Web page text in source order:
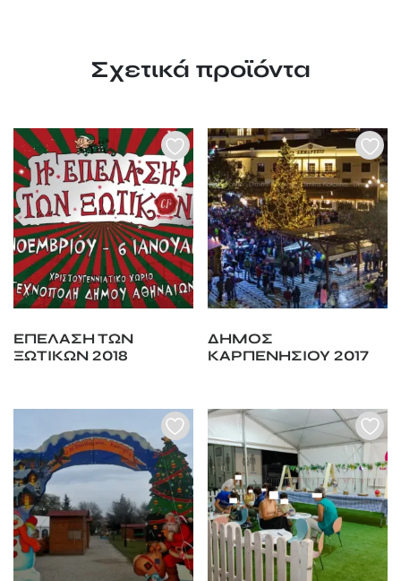
Σχετικά προϊόντα
ΕΠΕΛΑΣΗ ΤΩΝ
ΞΩΤΙΚΩΝ 2018
ΔΗΜΟΣ
ΚΑΡΠΕΝΗΣΙΟΥ 2017